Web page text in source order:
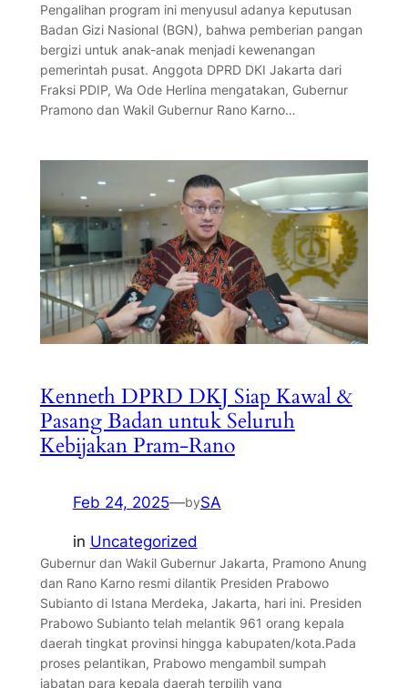
Pengalihan program ini menyusul adanya keputusan
Badan Gizi Nasional (BGN), bahwa pemberian pangan
bergizi untuk anak-anak menjadi kewenangan
pemerintah pusat. Anggota DPRD DKI Jakarta dari
Fraksi PDIP, Wa Ode Herlina mengatakan, Gubernur
Pramono dan Wakil Gubernur Rano Karno…
Kenneth DPRD DKJ Siap Kawal &
Pasang Badan untuk Seluruh
Kebijakan Pram-Rano
Feb 24, 2025—bySA
in Uncategorized
Gubernur dan Wakil Gubernur Jakarta, Pramono Anung
dan Rano Karno resmi dilantik Presiden Prabowo
Subianto di Istana Merdeka, Jakarta, hari ini. Presiden
Prabowo Subianto telah melantik 961 orang kepala
daerah tingkat provinsi hingga kabupaten/kota.Pada
proses pelantikan, Prabowo mengambil sumpah
jabatan para kepala daerah terpilih yang